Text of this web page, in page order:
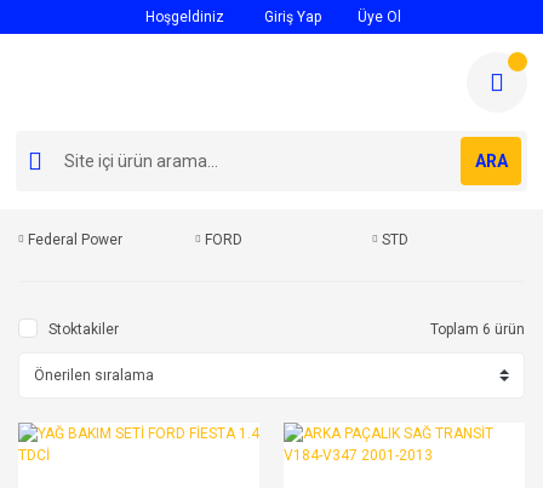
Hoşgeldiniz Giriş Yap Üye Ol
ARA
Federal Power FORD STD
Stoktakiler Toplam 6 ürün